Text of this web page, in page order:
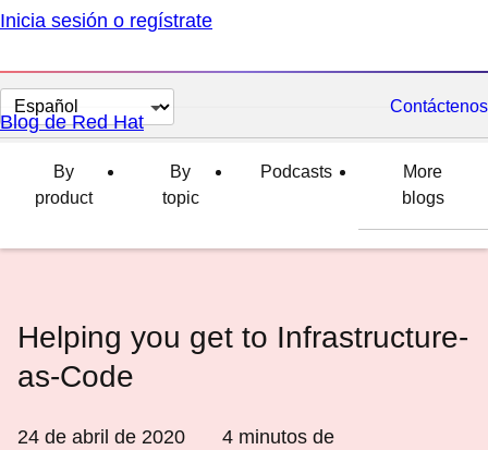
Inicia sesión o regístrate
Cambiar
el
idioma
Contáctenos
Blog de Red Hat
By
product
By
topic
Podcasts
More
blogs
Helping you get to Infrastructure-
as-Code
24 de abril de 2020 4 minutos de